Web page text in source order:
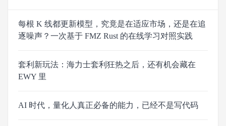
每根 K 线都更新模型，究竟是在适应市场，还是在追
逐噪声？一次基于 FMZ Rust 的在线学习对照实践
套利新玩法：海力士套利狂热之后，还有机会藏在
EWY 里
AI 时代，量化人真正必备的能力，已经不是写代码